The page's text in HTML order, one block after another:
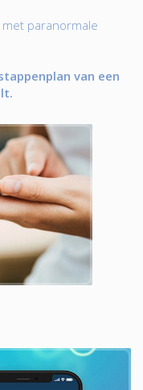
paranormale
van een